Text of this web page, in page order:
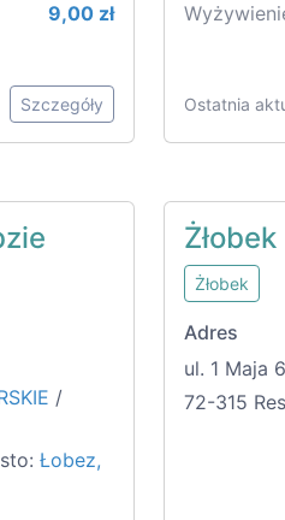
9,00 zł
Szczegóły Ostatnia
/
Łobez,
Żłobek
Adres
ul. 1 Maja 6
72-315